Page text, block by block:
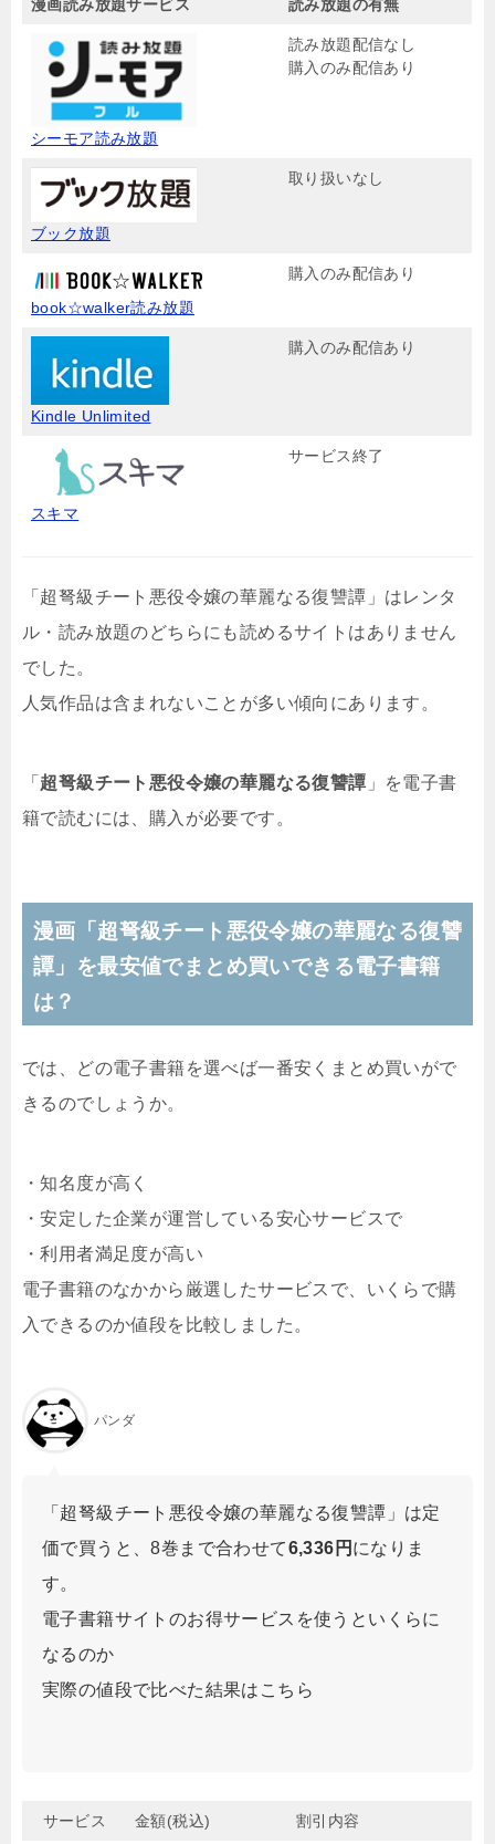
漫画読み放題サービス 読み放題の有無
シーモア読み放題
読み放題配信なし
購入のみ配信あり
ブック放題
取り扱いなし
book☆walker読み放題
購入のみ配信あり
Kindle Unlimited
購入のみ配信あり
スキマ
サービス終了
「超弩級チート悪役令嬢の華麗なる復讐譚」はレンタ
ル・読み放題のどちらにも読めるサイトはありません
でした。
人気作品は含まれないことが多い傾向にあります。
「 超弩級チート悪役令嬢の華麗なる復讐譚 」を電子書
籍で読むには、購入が必要です。
漫画「超弩級チート悪役令嬢の華麗なる復讐
譚」を最安値でまとめ買いできる電子書籍
は？
では、どの電子書籍を選べば一番安くまとめ買いがで
きるのでしょうか。
・知名度が高く
・安定した企業が運営している安心サービスで
・利用者満足度が高い
電子書籍のなかから厳選したサービスで、いくらで購
入できるのか値段を比較しました。
パンダ
「超弩級チート悪役令嬢の華麗なる復讐譚」は定
価で買うと、8巻まで合わせて6,336円 になりま
す。
電子書籍サイトのお得サービスを使うといくらに
なるのか
実際の値段で比べた結果はこちら
サービス 金額(税込) 割引内容